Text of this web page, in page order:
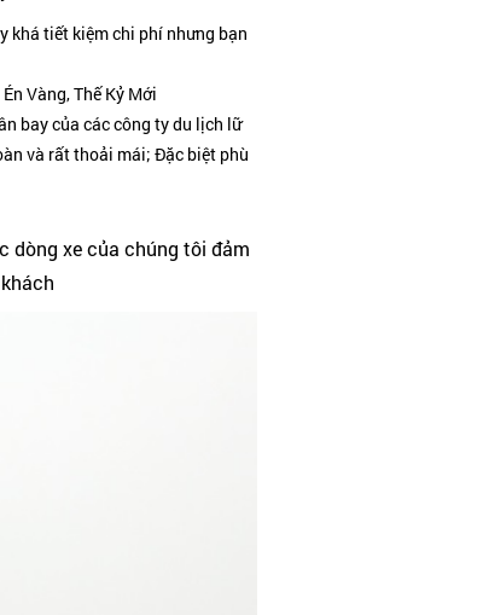
khá tiết kiệm chi phí nhưng bạn
Vàng, Thế Kỷ Mới
bay của các công ty du lịch lữ
và rất thoải mái; Đặc biệt phù
dòng xe của chúng tôi đảm